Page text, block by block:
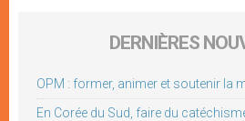
DERNIÈRES
OPM : former, animer et soutenir la
En Corée du Sud, faire du